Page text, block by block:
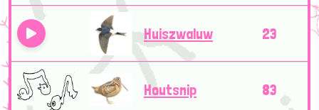
Huiszwaluw 23
Houtsnip 83